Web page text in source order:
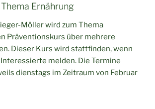
Ernährung
Möller wird zum Thema
Präventionskurs über mehrere
Dieser Kurs wird stattfinden, wenn
melden. Die Termine
dienstags im Zeitraum von Februar